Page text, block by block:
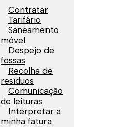
Contratar
Tarifário
Saneamento
móvel
Despejo de
fossas
Recolha de
resíduos
Comunicação
de leituras
Interpretar a
minha fatura